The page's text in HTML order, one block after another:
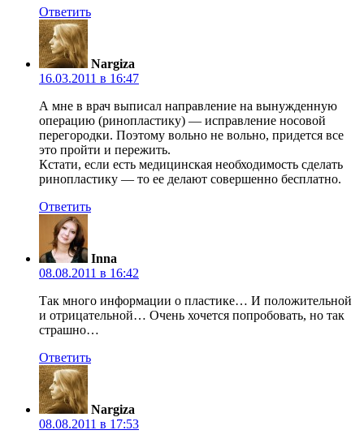
Ответить
Nargiza
16.03.2011 в 16:47
А мне в врач выписал направление на вынужденную
операцию (ринопластику) — исправление носовой
перегородки. Поэтому вольно не вольно, придется все
это пройти и пережить.
Кстати, если есть медицинская необходимость сделать
ринопластику — то ее делают совершенно бесплатно.
Ответить
Inna
08.08.2011 в 16:42
Так много информации о пластике… И положительной
и отрицательной… Очень хочется попробовать, но так
страшно…
Ответить
Nargiza
08.08.2011 в 17:53